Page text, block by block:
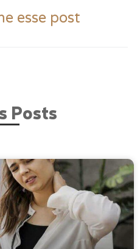
esse post
Posts